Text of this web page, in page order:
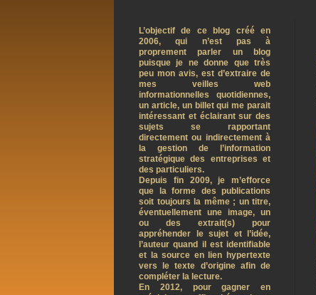
L’objectif de ce blog créé en
2006, qui n’est pas à
proprement parler un blog
puisque je ne donne que très
peu mon avis, est d’extraire de
mes veilles web
informationnelles quotidiennes,
un article, un billet qui me parait
intéressant et éclairant sur des
sujets se rapportant
directement ou indirectement à
la gestion de l’information
stratégique des entreprises et
des particuliers.
Depuis fin 2009, je m’efforce
que la forme des publications
soit toujours la même ; un titre,
éventuellement une image, un
ou des extrait(s) pour
appréhender le sujet et l’idée,
l’auteur quand il est identifiable
et la source en lien hypertexte
vers le texte d’origine afin de
compléter la lecture.
En 2012, pour gagner en